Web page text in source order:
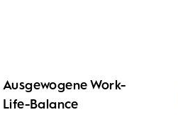
Ausgewogene Work-
Life-Balance